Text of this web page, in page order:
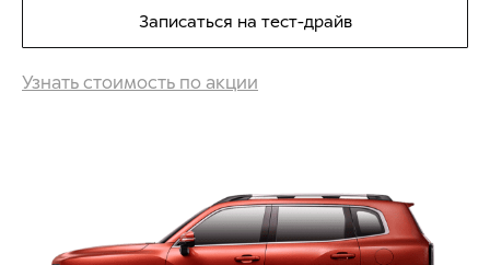
Записаться на тест-драйв
Узнать стоимость по акции